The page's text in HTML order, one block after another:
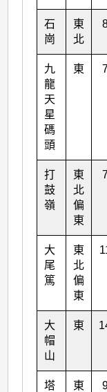
石
崗
東
北
九
龍
天
星
碼
頭
東
打
鼓
嶺
東
北
偏
東
大
尾
篤
東
北
偏
東
大
帽
山
東
塔
東